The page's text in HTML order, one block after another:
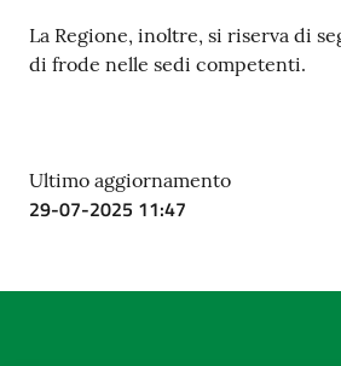
Novità
ed Enti
Seguici
La Regione, inoltre, si riserva di
di frode nelle sedi competenti.
Ultimo aggiornamento
29-07-2025 11:47